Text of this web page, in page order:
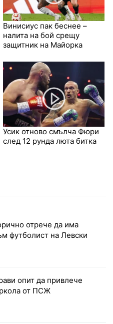
Винисиус пак беснее –
налита на бой срещу
защитник на Майорка
Усик отново смълча Фюри
след 12 рунда люта битка
отрече да има
футболист на Левски
опит да привлече
от ПСЖ